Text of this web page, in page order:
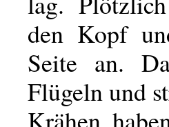
den Kopf
Seite an.
Flügeln und